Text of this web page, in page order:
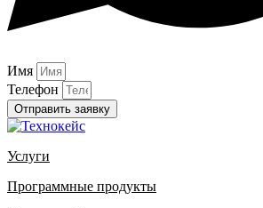
Имя
Телефон
Отправить заявку
Услуги
Программные продукты